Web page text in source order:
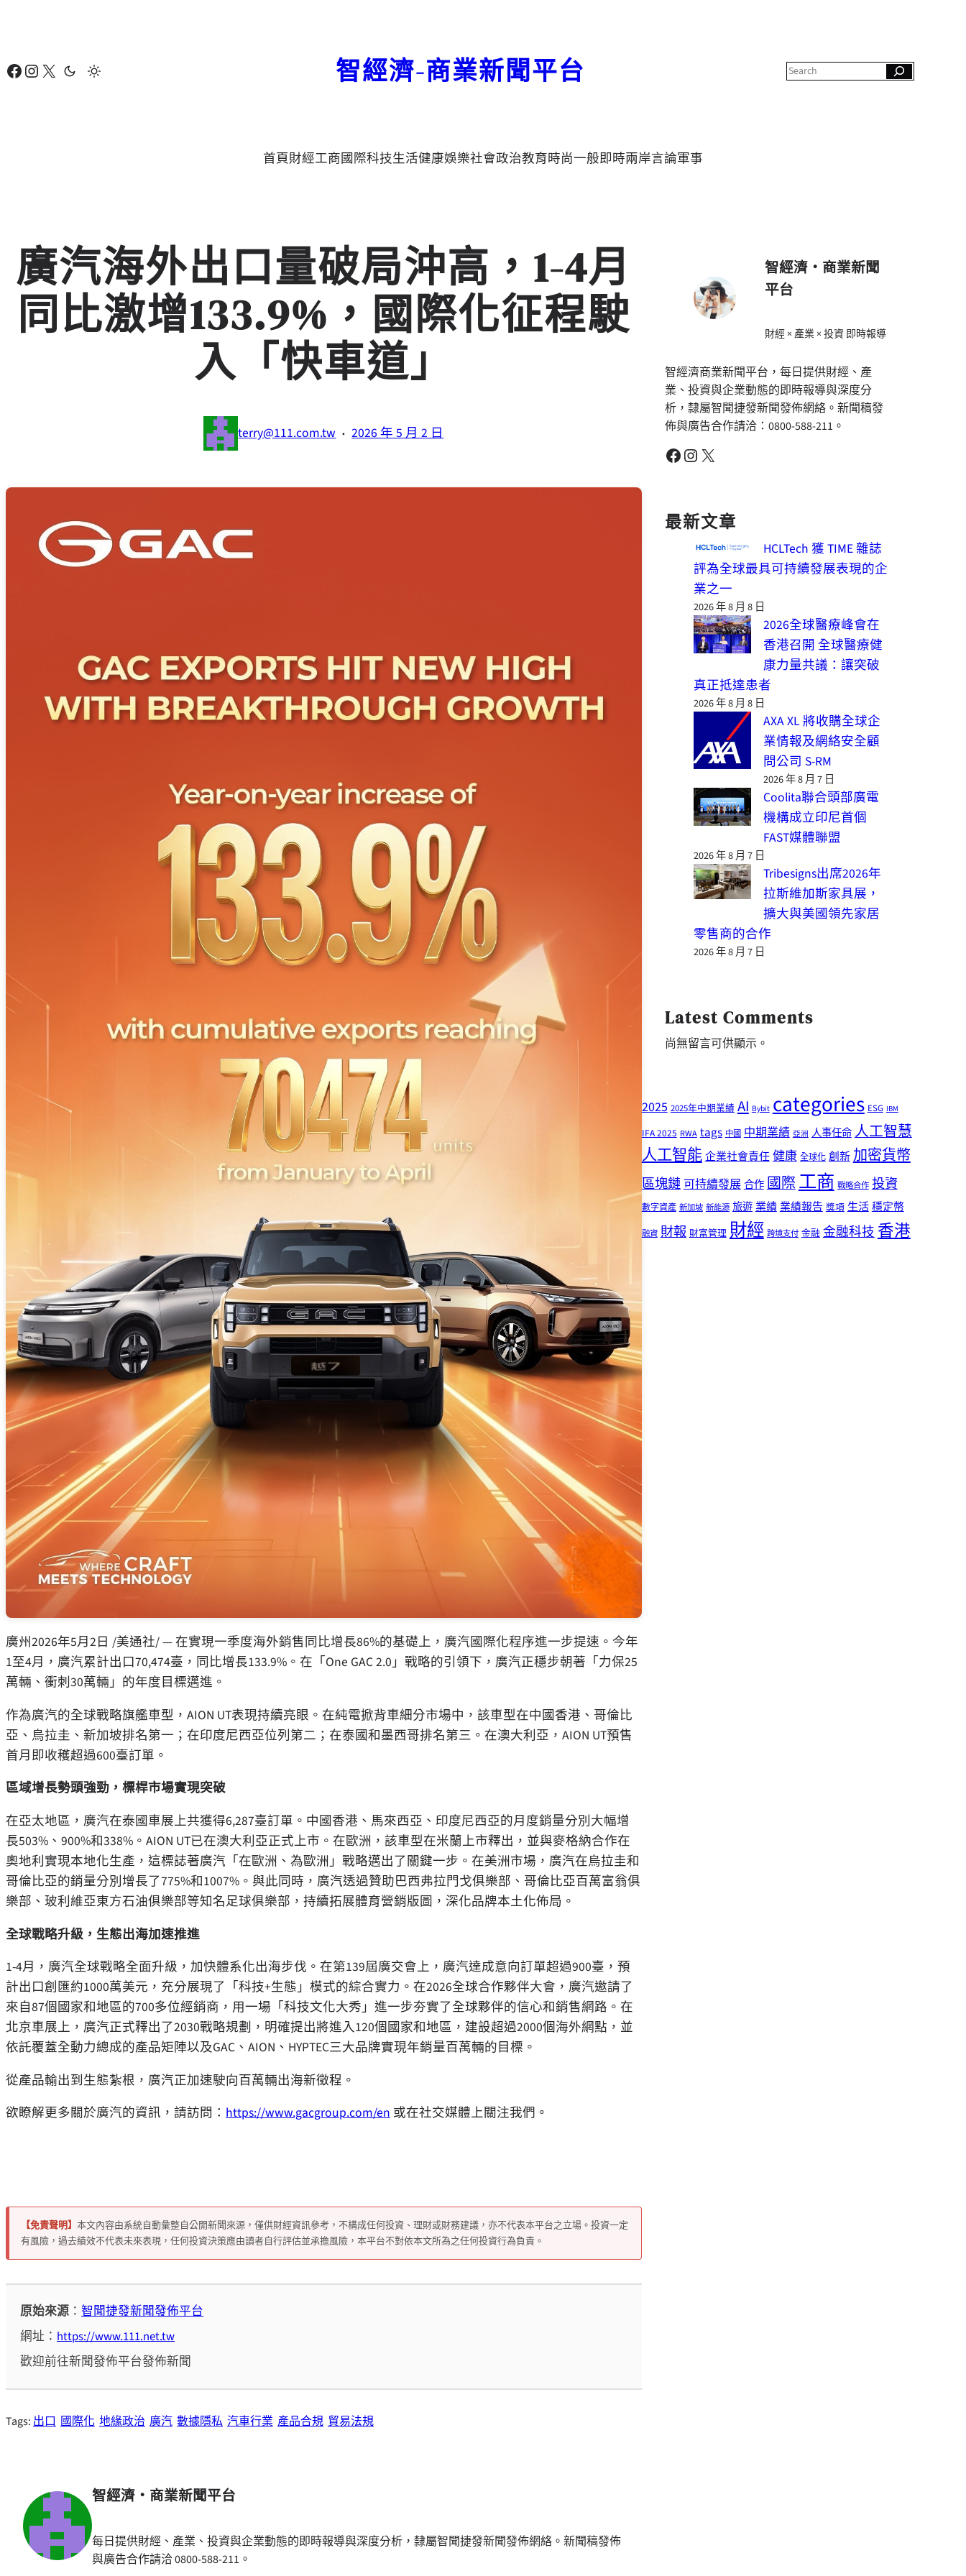
要
Facebook Instagram X 智經濟-商業新聞平台
c
首頁財經工商國際科技生活健康娛樂社會政治教育時尚一般即時兩岸言論軍事
廣汽海外出口量破局沖高，1-4月
同比激增133.9%，國際化征程駛
入「快車道」
terry@111.com.tw · 2026 年 5 月 2 日
廣州2026年5月2日 /美通社/ — 在實現一季度海外銷售同比增長86%的基礎上，廣汽國際化程序進一步提速。今年
1至4月，廣汽累計出口70,474臺，同比增長133.9%。在「One GAC 2.0」戰略的引領下，廣汽正穩步朝著「力保25
萬輛、衝刺30萬輛」的年度目標邁進。
作為廣汽的全球戰略旗艦車型，AION UT表現持續亮眼。在純電掀背車細分市場中，該車型在中國香港、哥倫比
亞、烏拉圭、新加坡排名第一；在印度尼西亞位列第二；在泰國和墨西哥排名第三。在澳大利亞，AION UT預售
首月即收穫超過600臺訂單。
區域增長勢頭強勁，標桿市場實現突破
在亞太地區，廣汽在泰國車展上共獲得6,287臺訂單。中國香港、馬來西亞、印度尼西亞的月度銷量分別大幅增
長503%、900%和338%。AION UT已在澳大利亞正式上市。在歐洲，該車型在米蘭上市釋出，並與麥格納合作在
奧地利實現本地化生產，這標誌著廣汽「在歐洲、為歐洲」戰略邁出了關鍵一步。在美洲市場，廣汽在烏拉圭和
哥倫比亞的銷量分別增長了775%和1007%。與此同時，廣汽透過贊助巴西弗拉門戈俱樂部、哥倫比亞百萬富翁俱
樂部、玻利維亞東方石油俱樂部等知名足球俱樂部，持續拓展體育營銷版圖，深化品牌本土化佈局。
全球戰略升級，生態出海加速推進
1-4月，廣汽全球戰略全面升級，加快體系化出海步伐。在第139屆廣交會上，廣汽達成意向訂單超過900臺，預
計出口創匯約1000萬美元，充分展現了「科技+生態」模式的綜合實力。在2026全球合作夥伴大會，廣汽邀請了
來自87個國家和地區的700多位經銷商，用一場「科技文化大秀」進一步夯實了全球夥伴的信心和銷售網路。在
北京車展上，廣汽正式釋出了2030戰略規劃，明確提出將進入120個國家和地區，建設超過2000個海外網點，並
依託覆蓋全動力總成的產品矩陣以及GAC、AION、HYPTEC三大品牌實現年銷量百萬輛的目標。
從產品輸出到生態紮根，廣汽正加速駛向百萬輛出海新徵程。
欲瞭解更多關於廣汽的資訊，請訪問： https://www.gacgroup.com/en 或在社交媒體上關注我們。
【免責聲明】 本文內容由系統自動彙整自公開新聞來源，僅供財經資訊參考，不構成任何投資、理財或財務建議，亦不代表本平台之立場。投資一定
有風險，過去績效不代表未來表現，任何投資決策應由讀者自行評估並承擔風險，本平台不對依本文所為之任何投資行為負責。
原始來源 ：智聞捷發新聞發佈平台
網址：https://www.111.net.tw
歡迎前往新聞發佈平台發佈新聞
Tags: 出口 國際化 地緣政治 廣汽 數據隱私 汽車行業 產品合規 貿易法規
智經濟・商業新聞平台
每日提供財經、產業、投資與企業動態的即時報導與深度分析，隸屬智聞捷發新聞發佈網絡。新聞稿發佈
與廣告合作請洽 0800-588-211。
智經濟・商業新聞
平台
財經 × 產業 × 投資 即時報導
智經濟商業新聞平台，每日提供財經、產
業、投資與企業動態的即時報導與深度分
析，隸屬智聞捷發新聞發佈網絡。新聞稿發
佈與廣告合作請洽：0800-588-211。
Facebook Instagram X
最新文章
HCLTech 獲 TIME 雜誌
評為全球最具可持續發展表現的企
業之一
2026 年 8 月 8 日
2026全球醫療峰會在
香港召開 全球醫療健
康力量共議：讓突破
真正抵達患者
2026 年 8 月 8 日
AXA XL 將收購全球企
業情報及網絡安全顧
問公司 S-RM
2026 年 8 月 7 日
Coolita聯合頭部廣電
機構成立印尼首個
FAST媒體聯盟
2026 年 8 月 7 日
Tribesigns出席2026年
拉斯維加斯家具展，
擴大與美國領先家居
零售商的合作
2026 年 8 月 7 日
Latest Comments
尚無留言可供顯示。
2025 2025年中期業績 AI Bybit categories ESG IBM
IFA 2025 RWA tags 中國 中期業績 亞洲 人事任命人工智慧
人工智能企業社會責任健康 全球化 創新 加密貨幣
區塊鏈可持續發展合作國際工商 戰略合作 投資
數字資產 新加坡 新能源 旅遊業績業績報告 獎項 生活穩定幣
融資 財報 財富管理 財經 跨境支付 金融 金融科技香港